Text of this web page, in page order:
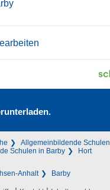
Allgemeinbildende Schulen
Schulen in Barby
Hort
Anhalt Barby